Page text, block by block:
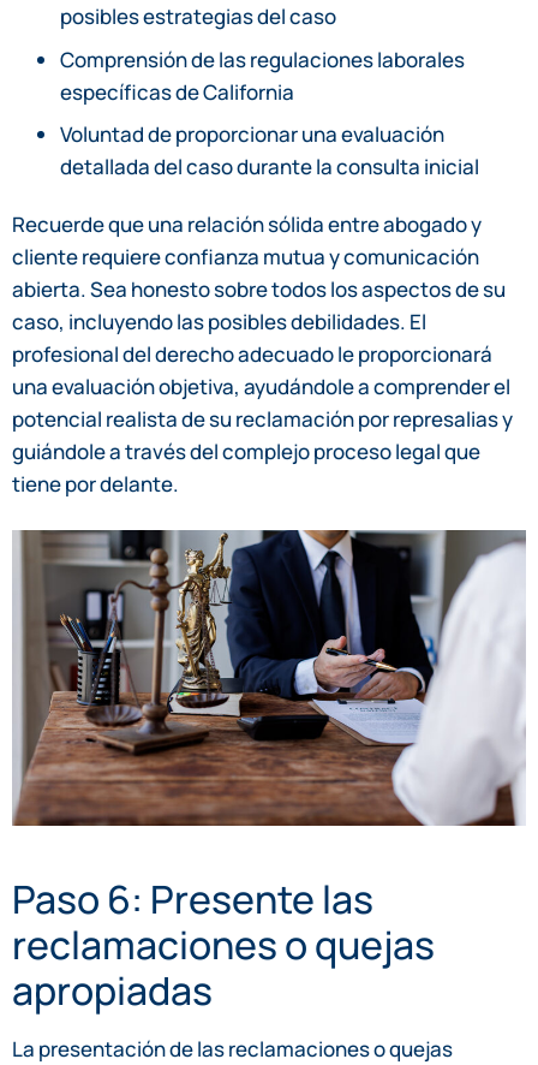
posibles estrategias del caso
Comprensión de las regulaciones laborales
específicas de California
Voluntad de proporcionar una evaluación
detallada del caso durante la consulta inicial
Recuerde que una relación sólida entre abogado y
cliente requiere confianza mutua y comunicación
abierta. Sea honesto sobre todos los aspectos de su
caso, incluyendo las posibles debilidades. El
profesional del derecho adecuado le proporcionará
una evaluación objetiva, ayudándole a comprender el
potencial realista de su reclamación por represalias y
guiándole a través del complejo proceso legal que
tiene por delante.
Paso 6: Presente las
reclamaciones o quejas
apropiadas
La presentación de las reclamaciones o quejas